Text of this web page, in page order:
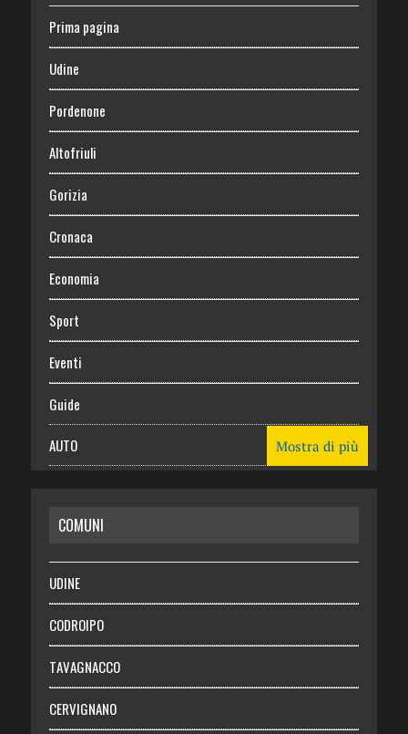
Prima pagina
Udine
Pordenone
Altofriuli
Gorizia
Cronaca
Economia
Sport
Eventi
Guide
AUTO
RISPARMIO
SALUTE
Necrologie
Chi siamo
Abbonati
Mostra di più
COMUNI
UDINE
CODROIPO
TAVAGNACCO
CERVIGNANO